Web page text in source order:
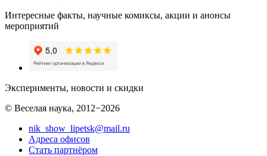
Интересные факты, научные комиксы, акции и анонсы
мероприятий
Эксперименты, новости и скидки
© Веселая наука, 2012−2026
nik_show_lipetsk@mail.ru
Адреса офисов
Стать партнёром